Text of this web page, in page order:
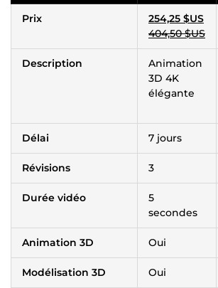
Prix
254,25 $US
404,50 $US
Description
Animation
3D 4K
élégante
Délai 7 jours
Révisions 3
Durée vidéo
5
secondes
Animation 3D Oui
Modélisation 3D Oui